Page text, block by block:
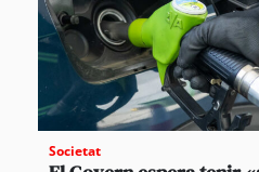
Societat